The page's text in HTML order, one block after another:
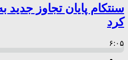
سنتکام پایان تجاوز جدید
کرد
۶:۰۵